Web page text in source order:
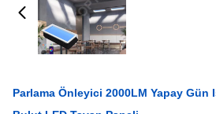
Parlama Önleyici 2000LM Yapay Gün